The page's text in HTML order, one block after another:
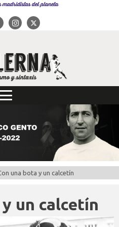
del planeta
una bota y un calcetín
un calcetín